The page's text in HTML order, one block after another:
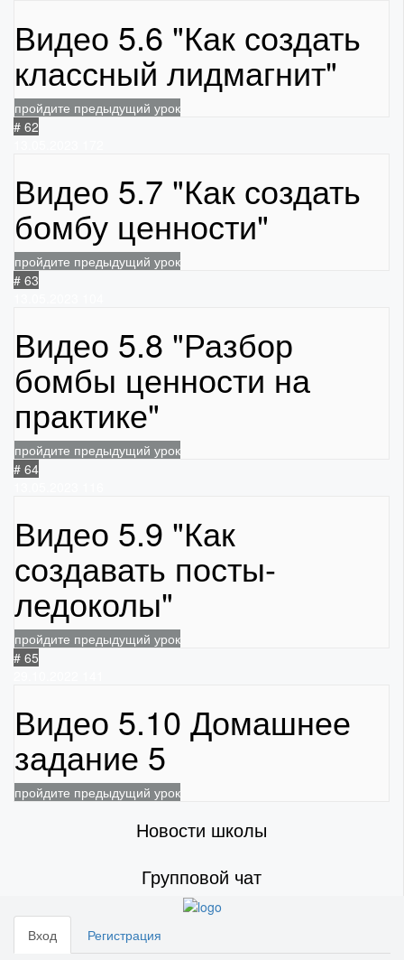
Видео 5.6 "Как создать
классный лидмагнит"
пройдите предыдущий урок
# 62
Видео 5.7 "Как создать
бомбу ценности"
пройдите предыдущий урок
# 63
Видео 5.8 "Разбор
бомбы ценности на
практике"
пройдите предыдущий урок
# 64
Видео 5.9 "Как
создавать посты-
ледоколы"
пройдите предыдущий урок
# 65
Видео 5.10 Домашнее
задание 5
пройдите предыдущий урок
Новости школы
Групповой чат
Вход Регистрация